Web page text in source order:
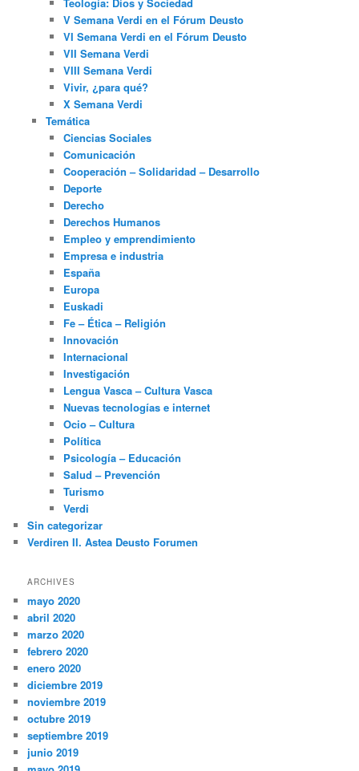
V Semana Verdi en el Fórum Deusto
VI Semana Verdi en el Fórum Deusto
VII Semana Verdi
VIII Semana Verdi
Vivir, ¿para qué?
X Semana Verdi
Temática
Ciencias Sociales
Comunicación
Cooperación – Solidaridad – Desarrollo
Deporte
Derecho
Derechos Humanos
Empleo y emprendimiento
Empresa e industria
España
Europa
Euskadi
Fe – Ética – Religión
Innovación
Internacional
Investigación
Lengua Vasca – Cultura Vasca
Nuevas tecnologías e internet
Ocio – Cultura
Política
Psicología – Educación
Salud – Prevención
Turismo
Verdi
Sin categorizar
Verdiren II. Astea Deusto Forumen
ARCHIVES
mayo 2020
abril 2020
marzo 2020
febrero 2020
enero 2020
diciembre 2019
noviembre 2019
octubre 2019
septiembre 2019
junio 2019